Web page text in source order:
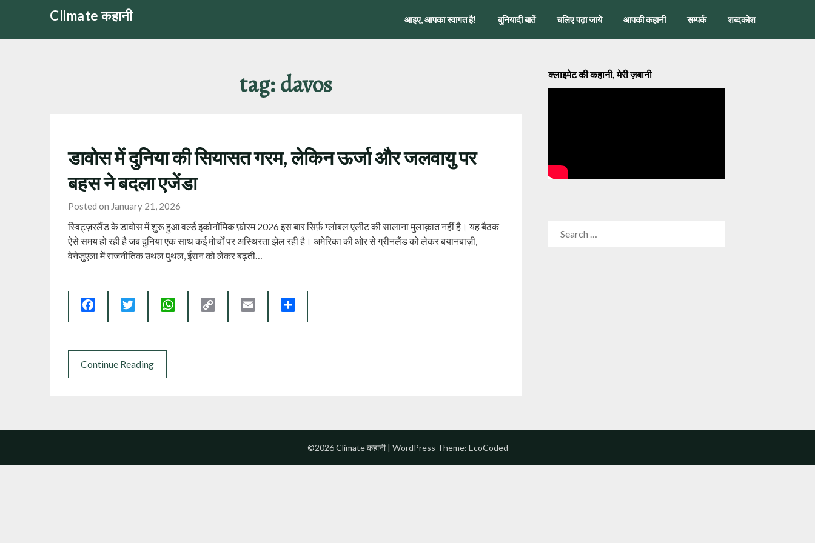
content
Climate कहानी आइए, आपका स्वागत है! बुनियादी बातें चलिए पढ़ा जाये आपकी कहानी सम्पर्क शब्दकोश
tag:davos
डावोस में दुनिया की सियासत गरम, लेकिन ऊर्जा और जलवायु पर
बहस ने बदला एजेंडा
Posted on January 21, 2026
स्विट्ज़रलैंड के डावोस में शुरू हुआ वर्ल्ड इकोनॉमिक फ़ोरम 2026 इस बार सिर्फ़ ग्लोबल एलीट की सालाना मुलाक़ात नहीं है। यह बैठक
ऐसे समय हो रही है जब दुनिया एक साथ कई मोर्चों पर अस्थिरता झेल रही है। अमेरिका की ओर से ग्रीनलैंड को लेकर बयानबाज़ी,
वेनेज़ुएला में राजनीतिक उथल पुथल, ईरान को लेकर बढ़ती…
Facebook Twitter WhatsApp
Link
Continue Reading
क्लाइमेट की कहानी, मेरी ज़बानी
©2026 Climate कहानी| WordPress Theme: EcoCoded